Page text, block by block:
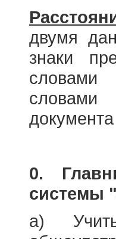
двумя
знаки
словами
словами
0.
системы
а)